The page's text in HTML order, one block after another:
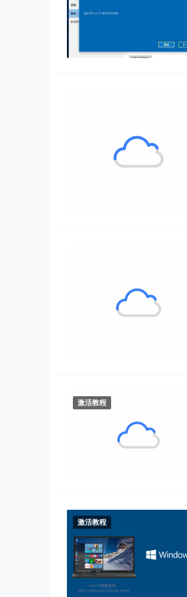
神" alt="MSDN 全新
Windows10"
激活教程
激活教程